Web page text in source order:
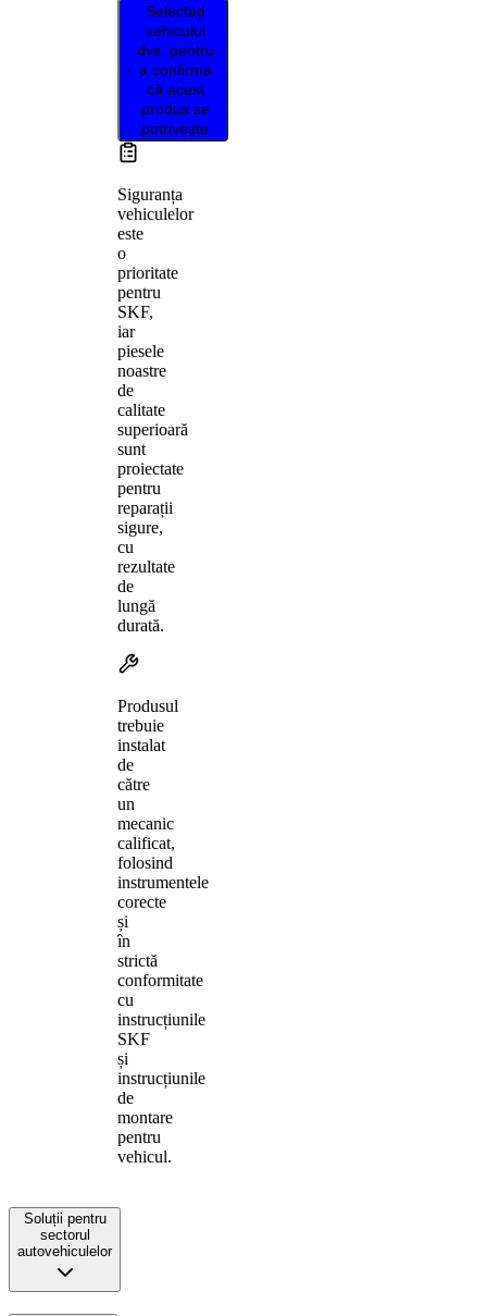
Selectați
vehiculul
dvs. pentru
a confirma
că acest
produs se
potrivește
Siguranța
vehiculelor
este
o
prioritate
pentru
SKF,
iar
piesele
noastre
de
calitate
superioară
sunt
proiectate
pentru
reparații
sigure,
cu
rezultate
de
lungă
durată.
Produsul
trebuie
instalat
de
către
un
mecanic
calificat,
folosind
instrumentele
corecte
și
în
strictă
conformitate
cu
instrucțiunile
SKF
și
instrucțiunile
de
montare
pentru
vehicul.
Soluții pentru
sectorul
autovehiculelor